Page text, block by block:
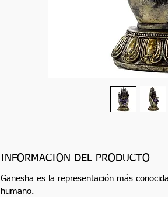
INFORMACIÓN DEL PRODUCTO
Ganesha es la representación más
humano.